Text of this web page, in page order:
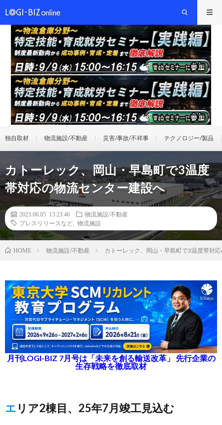
独自取材 物流施設/不動産 災害/事故/不祥事 テクノロジー/製品
カトーレック、岡山・早島町で3温度
帯対応の物流センター建設へ
2023.06.05 13:23:46
物流施設/不動産
プレスリリースなど
物流施設
HOME 物流施設/不動産 カトーレック、岡山・早島町で3温度帯対
月刊LOGI-BIZ 7月号は「未来を創る輸送改革」 先行企業の
生存戦略を徹底取材
エリア2棟目、25年7月竣工見込む